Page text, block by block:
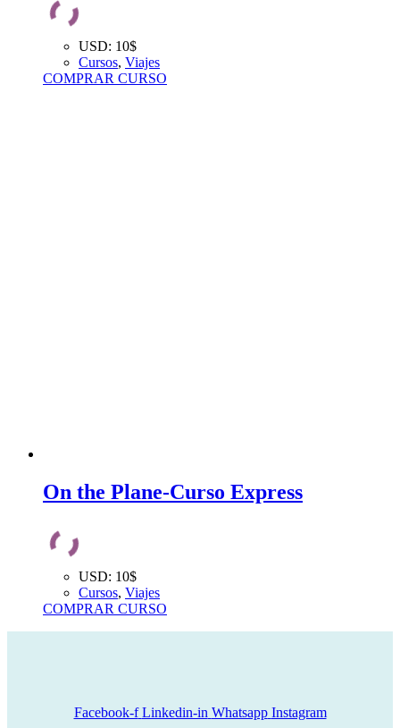
USD: 10$
Cursos, Viajes
COMPRAR CURSO
On the Plane-Curso Express
USD: 10$
Cursos, Viajes
COMPRAR CURSO
Facebook-f Linkedin-in Whatsapp Instagram